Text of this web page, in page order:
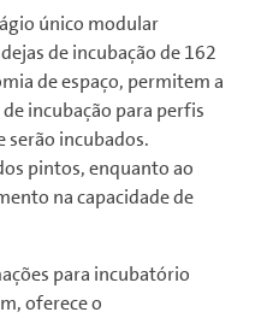
único modular
de incubação de 162
de espaço, permitem a
incubação para perfis
serão incubados.
pintos, enquanto ao
na capacidade de
para incubatório
oferece o